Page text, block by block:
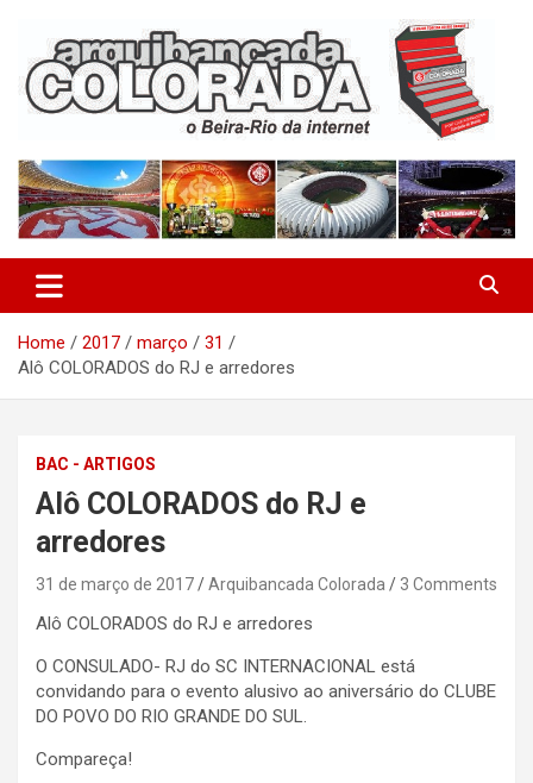
content
Arquibancada Colorada
Home 2017 março
31
Alô COLORADOS do RJ e arredores
BAC - ARTIGOS
Alô COLORADOS do RJ e
arredores
31 de março de 2017 Arquibancada Colorada 3 Comments
Alô COLORADOS do RJ e arredores
O CONSULADO- RJ do SC INTERNACIONAL está
convidando para o evento alusivo ao aniversário do CLUBE
DO POVO DO RIO GRANDE DO SUL.
Compareça!